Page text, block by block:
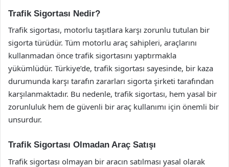
Trafik Sigortası Nedir?
Trafik sigortası, motorlu taşıtlara karşı zorunlu tutulan bir
sigorta türüdür. Tüm motorlu araç sahipleri, araçlarını
kullanmadan önce trafik sigortasını yaptırmakla
yükümlüdür. Türkiye’de, trafik sigortası sayesinde, bir kaza
durumunda karşı tarafın zararları sigorta şirketi tarafından
karşılanmaktadır. Bu nedenle, trafik sigortası, hem yasal bir
zorunluluk hem de güvenli bir araç kullanımı için önemli bir
unsurdur.
Trafik Sigortası Olmadan Araç Satışı
Trafik sigortası olmayan bir aracın satılması yasal olarak